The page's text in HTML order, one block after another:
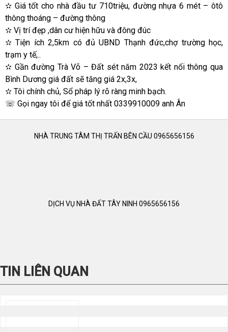
✫ Giá tốt cho nhà đầu tư 710triệu, đường nhựa 6 mét – ôtô
thông thoáng – đường thông
✫ Vị trí đẹp ,dân cư hiện hữu và đông đúc
✫ Tiện ích 2,5km có đủ UBND Thạnh đức,chợ trường học,
trạm y tế,..
✫ Gần đường Trà Võ – Đất sét năm 2023 kết nối thông qua
Bình Dương giá đất sẽ tăng giá 2x,3x,
✫ Tôi chính chủ, Sổ pháp lý rõ ràng minh bạch.
☏ Gọi ngay tôi để giá tốt nhất 0339910009 anh Ân
NHÀ TRUNG TÂM THỊ TRẤN BÊN CẦU 0965656156
DỊCH VỤ NHÀ ĐẤT TÂY NINH 0965656156
TIN LIÊN QUAN